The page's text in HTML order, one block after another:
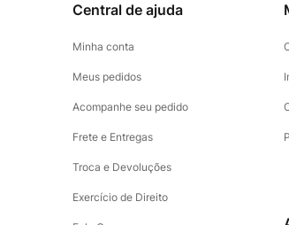
Central de ajuda
Minha conta
Meus pedidos
Acompanhe seu pedido
Frete e Entregas
Troca e Devoluções
Exercício de Direito